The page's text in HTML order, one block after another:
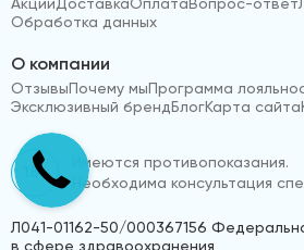
Обработка данных
О компании
ОтзывыПочему мыПрограмма
Эксклюзивный брендБлогКарта сайта
18+
Имеются противопоказания.
Необходима консультация
Л041-01162-50/000367156
в сфере здравоохранения